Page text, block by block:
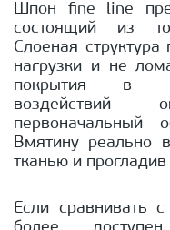
Шпон fine line
состоящий из
Слоеная
нагрузки и не
покрытия в
первоначальный
Вмятину реально
тканью и
Если сравнивать